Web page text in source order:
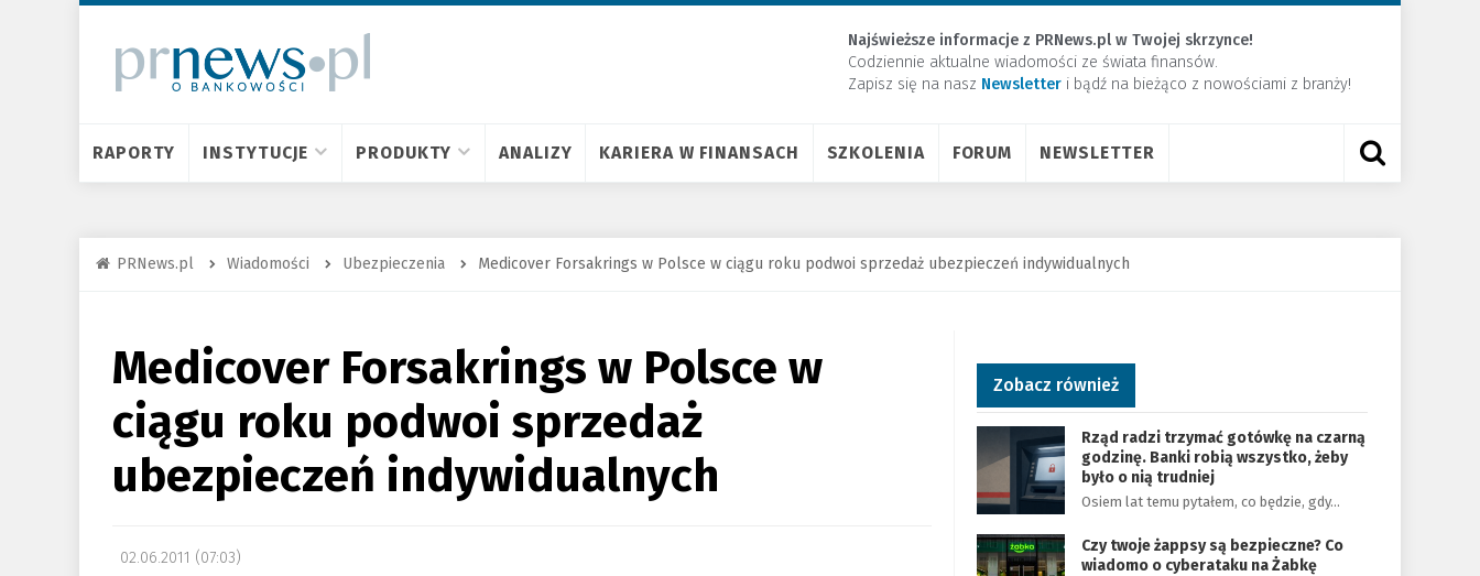
Najświeższe informacje z PRNews.pl w Twojej skrzynce!
Codziennie aktualne wiadomości ze świata finansów.
Zapisz się na nasz Newsletter ​i bądź na bieżąco z nowościami z branży!
RAPORTY INSTYTUCJE PRODUKTY ANALIZY KARIERA W FINANSACH SZKOLENIA FORUM NEWSLETTER
PRNews.pl Wiadomości Ubezpieczenia Medicover Forsakrings w Polsce w ciągu roku podwoi sprzedaż ubezpieczeń indywidualnych
Medicover Forsakrings w Polsce w
ciągu roku podwoi sprzedaż
ubezpieczeń indywidualnych
02.06.2011 (07:03)
Zobacz również
Rząd radzi trzymać gotówkę na czarną
godzinę. Banki robią wszystko, żeby
było o nią trudniej
Osiem lat temu pytałem, co będzie, gdy…
Czy twoje żappsy są bezpieczne? Co
wiadomo o cyberataku na Żabkę